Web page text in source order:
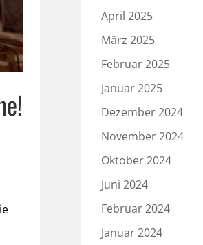
April 2025
März 2025
Februar 2025
Januar 2025
Dezember 2024
November 2024
Oktober 2024
Juni 2024
Februar 2024
Januar 2024